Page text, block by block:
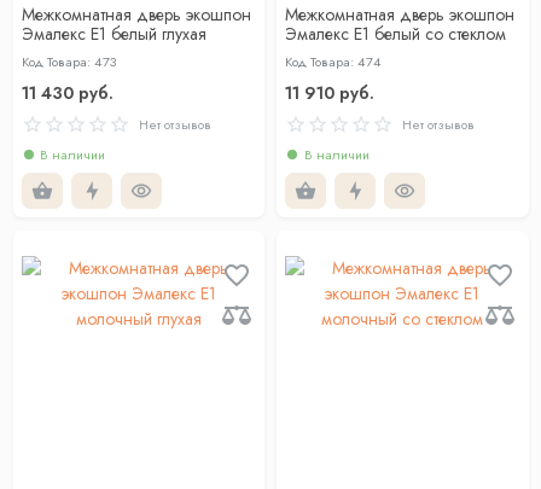
Межкомнатная дверь экошпон
Эмалекс Е1 белый глухая
Код Товара: 473
11 430 руб.
Нет отзывов
В наличии
Межкомнатная дверь экошпон
Эмалекс Е1 белый со стеклом
Код Товара: 474
11 910 руб.
Нет отзывов
В наличии